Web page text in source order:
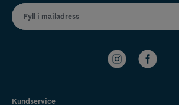
Fyll i mailadress
Kundservice